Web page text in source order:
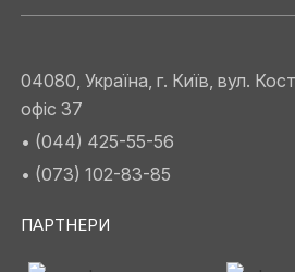
04080, Україна, г. Київ, вул.
офіс 37
• (044) 425-55-56
• (073) 102-83-85
ПАРТНЕРИ